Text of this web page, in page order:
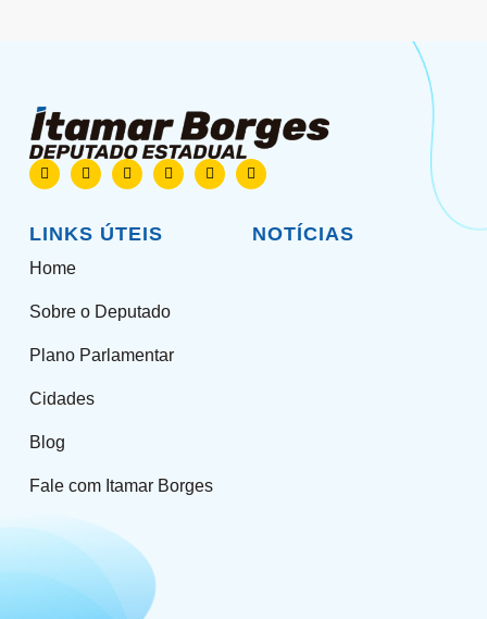
LINKS ÚTEIS
Home
Sobre o Deputado
Plano Parlamentar
Cidades
Blog
Fale com Itamar Borges
NOTÍCIAS